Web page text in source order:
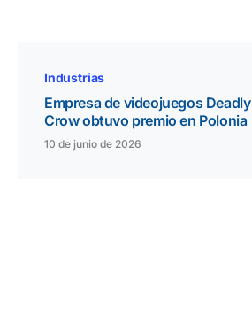
Industrias
Empresa de videojuegos Deadly
Crow obtuvo premio en Polonia
10 de junio de 2026